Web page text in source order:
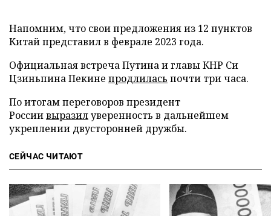
Напомним, что свои предложения из 12 пунктов
Китай представил в феврале 2023 года.
Официальная встреча Путина и главы КНР Си
Цзиньпина Пекине продлилась почти три часа.
По итогам переговоров президент
Россиивыразилуверенность в дальнейшем
укреплении двусторонней дружбы.
СЕЙЧАС ЧИТАЮТ